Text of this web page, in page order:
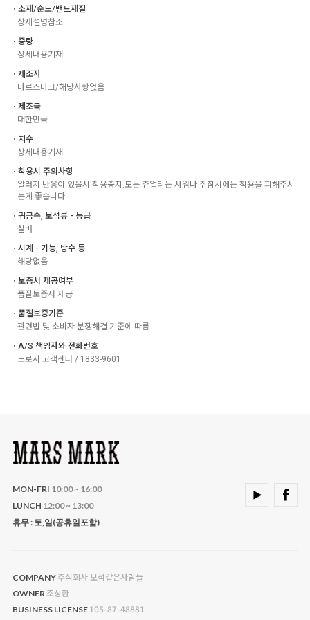
ㆍ소재/순도/밴드재질
상세설명참조
ㆍ중량
상세내용기재
ㆍ제조자
마르스마크/해당사항없음
ㆍ제조국
대한민국
ㆍ치수
상세내용기재
ㆍ착용시 주의사항
알러지 반응이 있을시 착용중지.모든 쥬얼리는 샤워나 취침시에는 착용을 피해주시
는게 좋습니다
ㆍ귀금속, 보석류 - 등급
실버
ㆍ시계 - 기능, 방수 등
해당없음
ㆍ보증서 제공여부
품질보증서 제공
ㆍ품질보증기준
관련법 및 소비자 분쟁해결 기준에 따름
ㆍA/S 책임자와 전화번호
도로시 고객센터 / 1833-9601
MON-FRI 10:00 ~ 16:00
LUNCH 12:00 ~ 13:00
휴무 : 토,일(공휴일포함)
COMPANY 주식회사 보석같은사람들
OWNER 조상환
BUSINESS LICENSE 105-87-48881